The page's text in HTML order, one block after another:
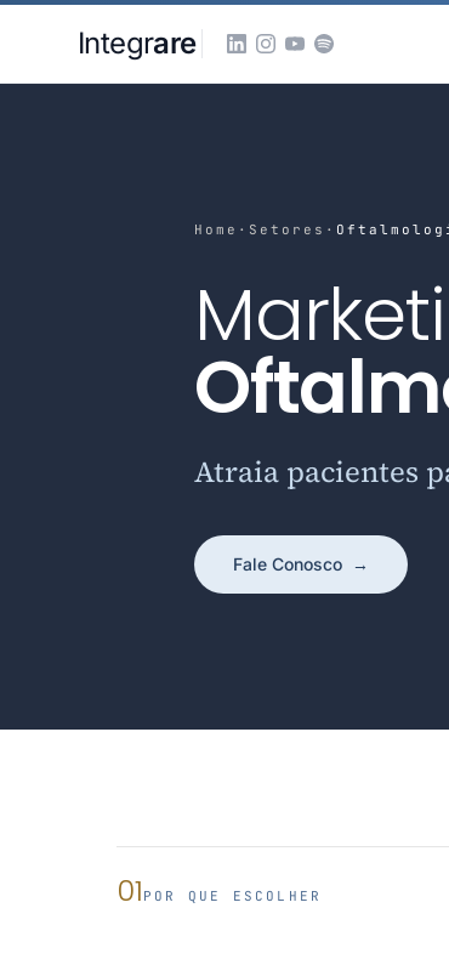
Integrare
Home · Setores ·
Atraia pacientes
Fale Conosco →
01 POR QUE ESCOLHER